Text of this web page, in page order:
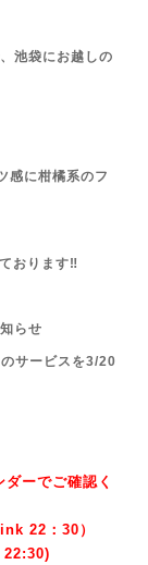
池袋にお越しの
感に柑橘系のフ
おります‼
らせ
サービスを3/20
ーでご確認く
22：30）
0)